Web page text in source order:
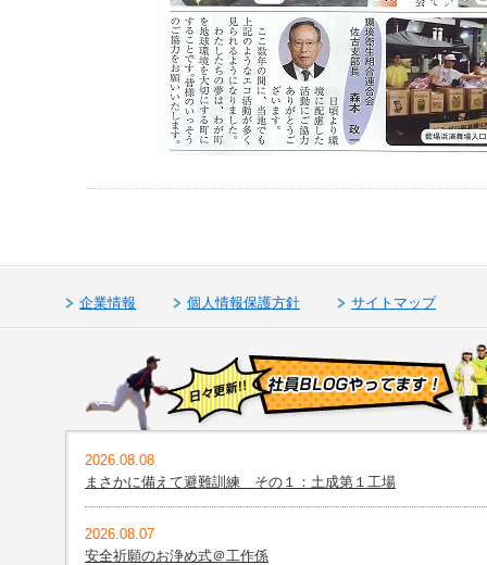
企業情報 個人情報保護方針 サイトマップ
2026.08.08
まさかに備えて避難訓練 その１：土成第１工場
2026.08.07
安全祈願のお浄め式＠工作係